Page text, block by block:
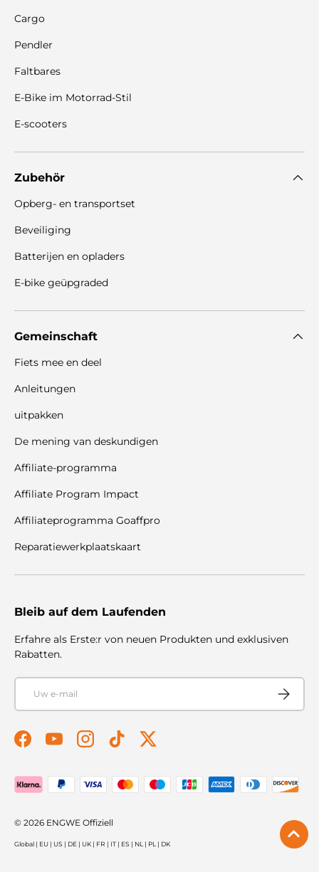
Cargo
Pendler
Faltbares
E-Bike im Motorrad-Stil
E-scooters
Zubehör
Opberg- en transportset
Beveiliging
Batterijen en opladers
E-bike geüpgraded
Gemeinschaft
Fiets mee en deel
Anleitungen
uitpakken
De mening van deskundigen
Affiliate-programma
Affiliate Program Impact
Affiliateprogramma Goaffpro
Reparatiewerkplaatskaart
Bleib auf dem Laufenden
Erfahre als Erste:r von neuen Produkten und exklusiven
Rabatten.
E-mail
FacebookYouTubeInstagramTikTokTwitter
Betaalmethoden geaccepteerd
© 2026 ENGWE Offiziell
Global | EU | US | DE | UK | FR | IT | ES | NL| PL| DK